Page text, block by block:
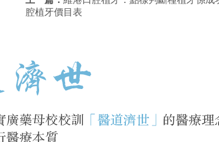
腔植牙價目表